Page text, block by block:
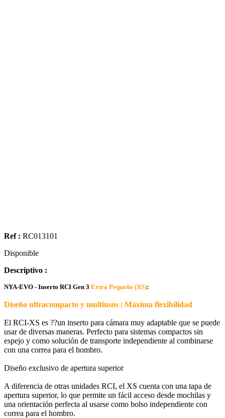
Ref : RC013101
Disponible
Descriptivo :
NYA-EVO - Inserto RCI Gen 3 Extra Pequeño (XS):
Diseño ultracompacto y multiusos | Máxima flexibilidad
El RCI-XS es ??un inserto para cámara muy adaptable que se puede
usar de diversas maneras. Perfecto para sistemas compactos sin
espejo y como solución de transporte independiente al combinarse
con una correa para el hombro.
Diseño exclusivo de apertura superior
A diferencia de otras unidades RCI, el XS cuenta con una tapa de
apertura superior, lo que permite un fácil acceso desde mochilas y
una orientación perfecta al usarse como bolso independiente con
correa para el hombro.